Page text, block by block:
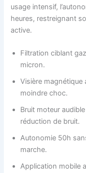
usage intensif,
heures, restreignant
active.
Filtration ciblant
micron.
Visière magnétique
moindre choc.
Bruit moteur
réduction de bruit.
Autonomie 50h
marche.
Application mobile